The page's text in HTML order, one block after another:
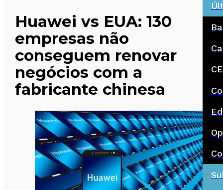
Huawei vs EUA: 130
empresas não
conseguem renovar
negócios com a
fabricante chinesa